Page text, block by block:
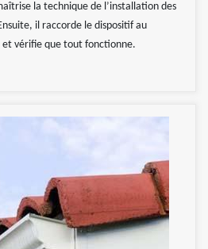
la technique de l’installation des
il raccorde le dispositif au
et vérifie que tout fonctionne.